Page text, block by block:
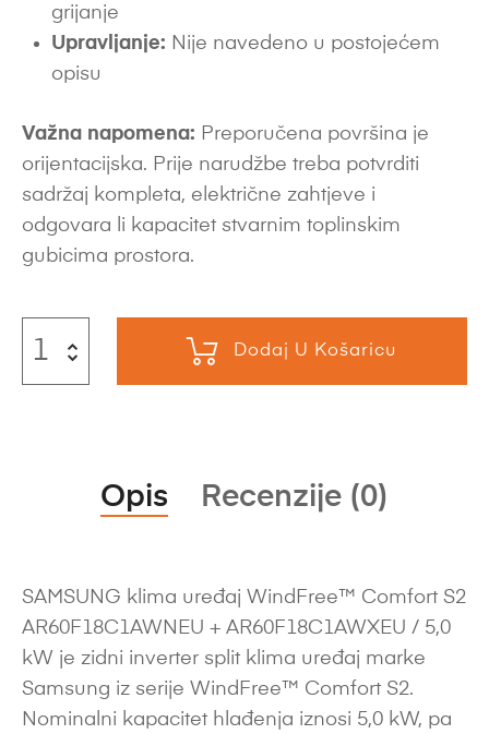
grijanje
Upravljanje: Nije navedeno u postojećem
opisu
Važna napomena: Preporučena površina je
orijentacijska. Prije narudžbe treba potvrditi
sadržaj kompleta, električne zahtjeve i
odgovara li kapacitet stvarnim toplinskim
gubicima prostora.
Dodaj U Košaricu
Opis Recenzije (0)
SAMSUNG klima uređaj WindFree™ Comfort S2
AR60F18C1AWNEU + AR60F18C1AWXEU / 5,0
kW je zidni inverter split klima uređaj marke
Samsung iz serije WindFree™ Comfort S2.
Nominalni kapacitet hlađenja iznosi 5,0 kW, pa